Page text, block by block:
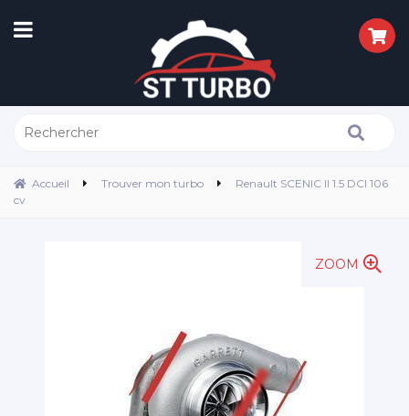
Accueil Trouver mon turbo
Renault SCENIC II 1.5 DCI 106
cv
ZOOM